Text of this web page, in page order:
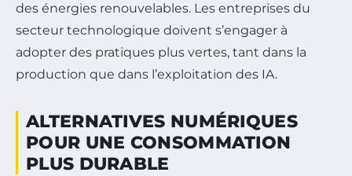
des énergies renouvelables. Les entreprises du
secteur technologique doivent s’engager à
adopter des pratiques plus vertes, tant dans la
production que dans l’exploitation des IA.
ALTERNATIVES NUMÉRIQUES
POUR UNE CONSOMMATION
PLUS DURABLE